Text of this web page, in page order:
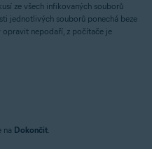
ze všech infikovaných souborů
jednotlivých souborů ponechá beze
opravit nepodaří, z počítače je
na Dokončit.